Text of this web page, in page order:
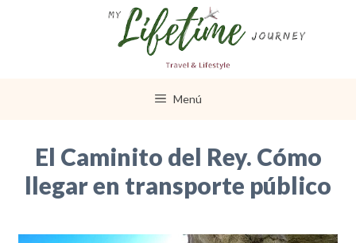
Menú
El Caminito del Rey. Cómo
llegar en transporte público